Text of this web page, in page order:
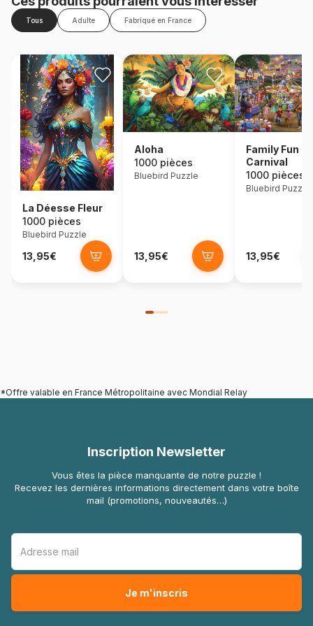
Tous Adulte Fabriqué en France
La Déesse Fleur
1000 pièces
Bluebird Puzzle
13,95€
Aloha
1000 pièces
Bluebird Puzzle
13,95€
Family Fun
Carnival
1000 pièces
Bluebird Puzzle
13,95€
*Offre valable en France Métropolitaine avec Mondial Relay
Inscription Newsletter
Vous êtes la pièce manquante de notre puzzle !
Recevez les dernières informations directement dans votre boîte
mail (promotions, nouveautés…)